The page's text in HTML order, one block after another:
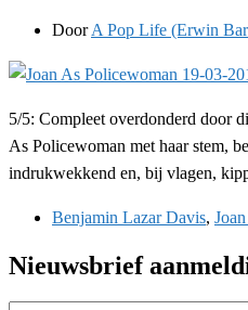
DoorA Pop Life (Erwin
5/5: Compleet overdonderd door
As Policewoman met haar stem,
indrukwekkend en, bij vlagen,
Benjamin Lazar Davis,
Nieuwsbrief